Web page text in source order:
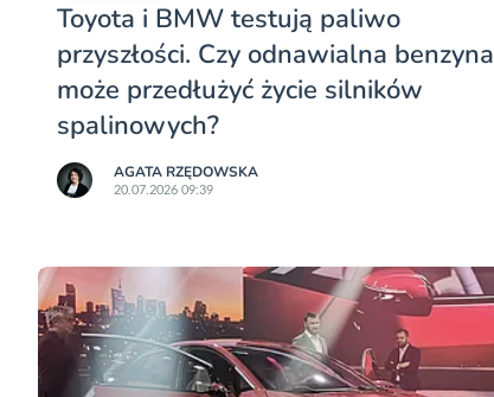
Toyota i BMW testują paliwo
przyszłości. Czy odnawialna benzyna
może przedłużyć życie silników
spalinowych?
AGATA RZĘDOWSKA
20.07.2026 09:39